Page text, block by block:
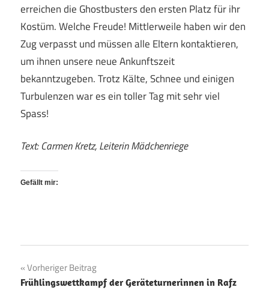
erreichen die Ghostbusters den ersten Platz für ihr
Kostüm. Welche Freude! Mittlerweile haben wir den
Zug verpasst und müssen alle Eltern kontaktieren,
um ihnen unsere neue Ankunftszeit
bekanntzugeben. Trotz Kälte, Schnee und einigen
Turbulenzen war es ein toller Tag mit sehr viel
Spass!
Text: Carmen Kretz, Leiterin Mädchenriege
Gefällt mir:
Beitragsnavigation
Vorheriger Beitrag
Frühlingswettkampf der Geräteturnerinnen in Rafz